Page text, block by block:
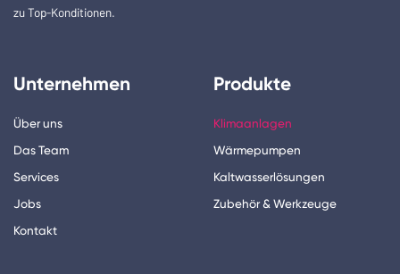
zu Top-Konditionen.
Unternehmen
Über uns
Das Team
Services
Jobs
Kontakt
Produkte
Klimaanlagen
Wärmepumpen
Kaltwasserlösungen
Zubehör & Werkzeuge